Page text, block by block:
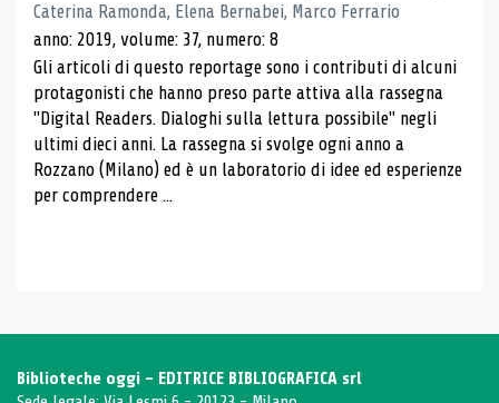
Caterina Ramonda, Elena Bernabei, Marco Ferrario
anno: 2019, volume: 37, numero: 8
Gli articoli di questo reportage sono i contributi di alcuni
protagonisti che hanno preso parte attiva alla rassegna
"Digital Readers. Dialoghi sulla lettura possibile" negli
ultimi dieci anni. La rassegna si svolge ogni anno a
Rozzano (Milano) ed è un laboratorio di idee ed esperienze
per comprendere ...
Biblioteche oggi - EDITRICE BIBLIOGRAFICA srl